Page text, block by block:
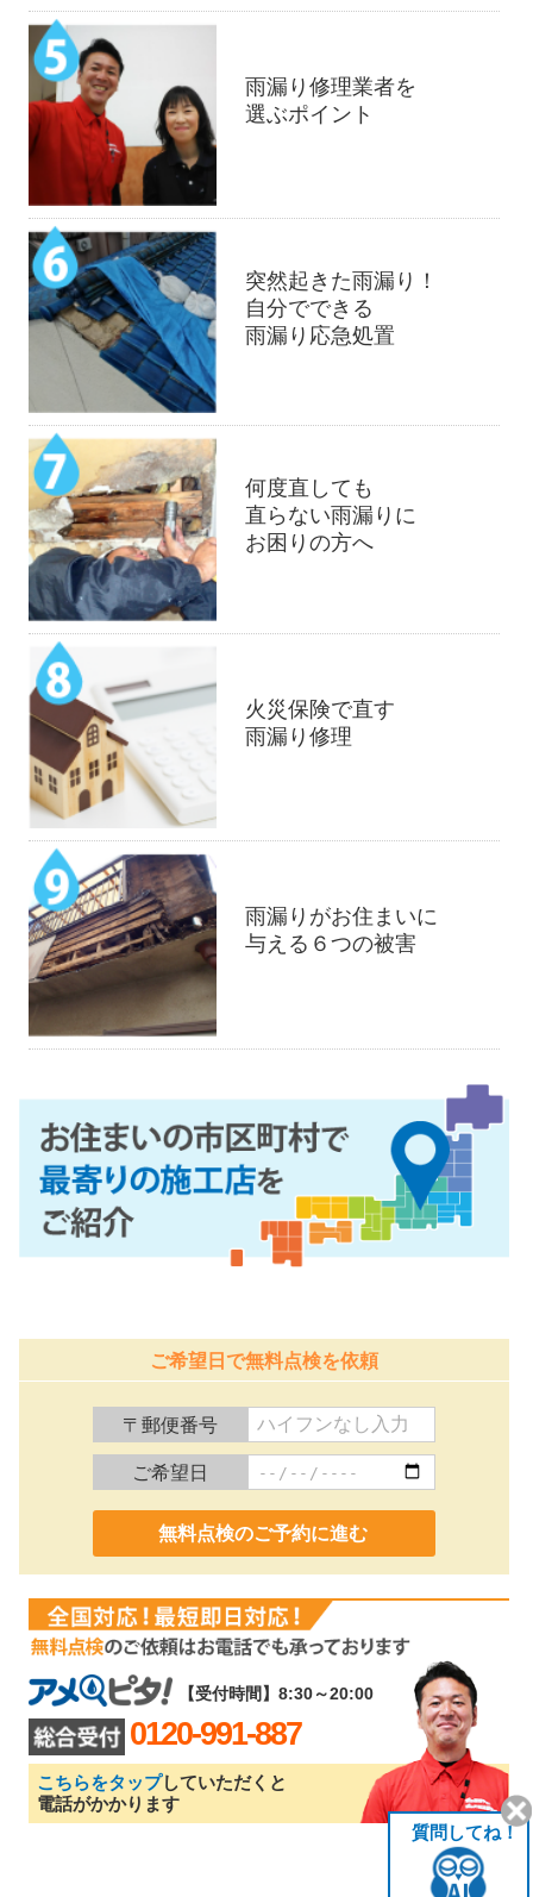
雨漏り修理業者を
選ぶポイント
突然起きた雨漏り！
自分でできる
雨漏り応急処置
何度直しても
直らない雨漏りに
お困りの方へ
火災保険で直す
雨漏り修理
雨漏りがお住まいに
与える６つの被害
ご希望日で無料点検を依頼
〒郵便番号
ご希望日
0120-991-887
【受付時間】8:30～20:00
0120-991-887
こちらをタップしていただくと
電話がかかります
質問してね！